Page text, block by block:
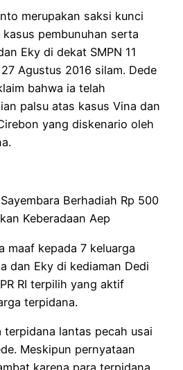
merupakan saksi kunci
pembunuhan serta
Eky di dekat SMPN 11
Agustus 2016 silam. Dede
bahwa ia telah
palsu atas kasus Vina dan
yang diskenario oleh
Berhadiah Rp 500
Keberadaan Aep
maaf kepada 7 keluarga
dan Eky di kediaman Dedi
RI terpilih yang aktif
terpidana.
terpidana lantas pecah usai
Meskipun pernyataan
karena para terpidana